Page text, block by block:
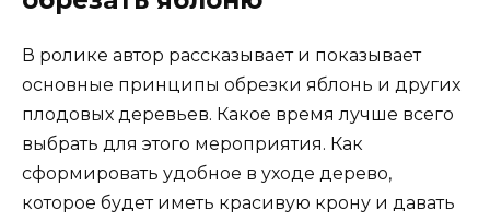
В ролике автор рассказывает и показывает
основные принципы обрезки яблонь и других
плодовых деревьев. Какое время лучше всего
выбрать для этого мероприятия. Как
сформировать удобное в уходе дерево,
которое будет иметь красивую крону и давать